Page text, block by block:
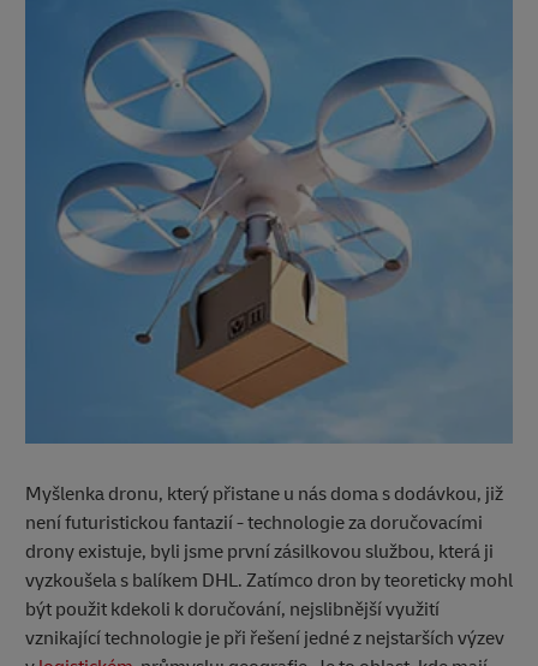
Myšlenka dronu, který přistane u nás doma s dodávkou, již
není futuristickou fantazií - technologie za doručovacími
drony existuje, byli jsme první zásilkovou službou, která ji
vyzkoušela s balíkem DHL. Zatímco dron by teoreticky mohl
být použit kdekoli k doručování, nejslibnější využití
vznikající technologie je při řešení jedné z nejstarších výzev